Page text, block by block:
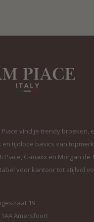
Piace vind je trendy broeken,
en tijdloze basics van
Piace, G-maxx en Morgan de
voor kantoor tot stijlvol
19
Amersfoort